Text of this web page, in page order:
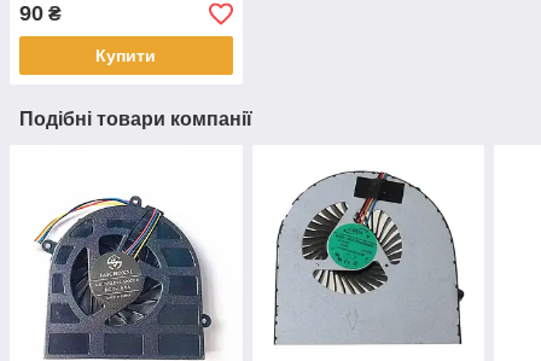
90 ₴
Купити
Подібні товари компанії